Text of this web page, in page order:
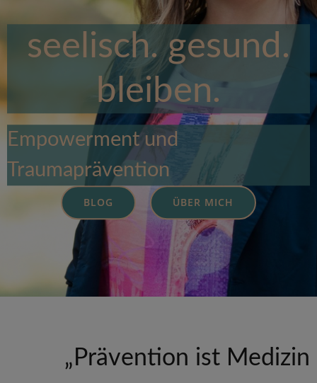
seelisch. gesund.
bleiben.
Empowerment und
Traumaprävention
BLOG ÜBER MICH
„Prävention ist Medizin